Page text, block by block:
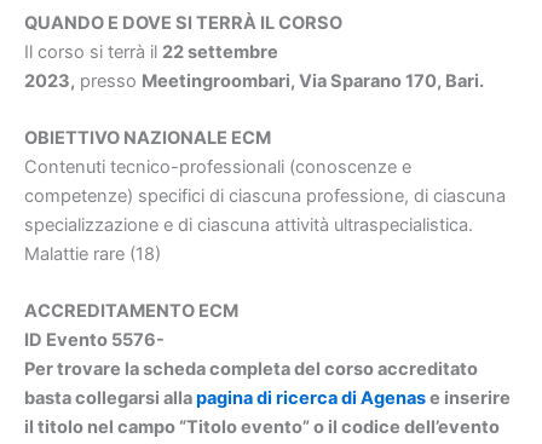
QUANDO E DOVE SI TERRÀ IL CORSO
Il corso si terrà il 22 settembre
2023, presso Meetingroombari, Via Sparano 170, Bari.
OBIETTIVO NAZIONALE ECM
Contenuti tecnico-professionali (conoscenze e
competenze) specifici di ciascuna professione, di ciascuna
specializzazione e di ciascuna attività ultraspecialistica.
Malattie rare (18)
ACCREDITAMENTO ECM
ID Evento 5576-
Per trovare la scheda completa del corso accreditato
basta collegarsi allapagina di ricerca di Agenase inserire
il titolo nel campo “Titolo evento” o il codice dell’evento